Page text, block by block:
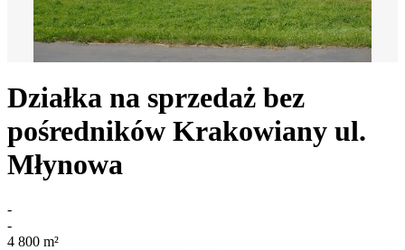
Działka na sprzedaż bez
pośredników Krakowiany ul.
Młynowa
-
-
4 800 m²